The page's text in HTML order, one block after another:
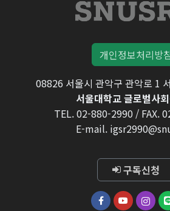
개인정보처리방
08826 서울시 관악구 관악로 1
서울대학교 글로벌사
TEL. 02-880-2990 / FAX.
E-mail.
구독신청